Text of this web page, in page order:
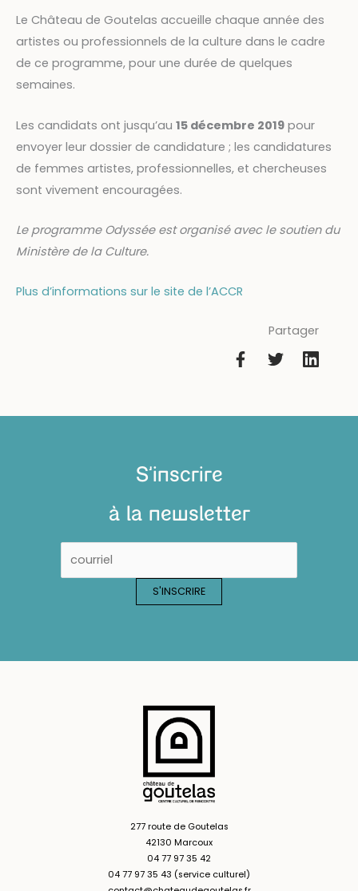
Le Château de Goutelas accueille chaque année des
artistes ou professionnels de la culture dans le cadre
de ce programme, pour une durée de quelques
semaines.
Les candidats ont jusqu’au 15 décembre 2019 pour
envoyer leur dossier de candidature ; les candidatures
de femmes artistes, professionnelles, et chercheuses
sont vivement encouragées.
Le programme Odyssée est organisé avec le soutien du
Ministère de la Culture.
Plus d’informations sur le site de l’ACCR
Partager
S'inscrire
à la newsletter
277 route de Goutelas
42130 Marcoux
04 77 97 35 42
04 77 97 35 43 (service culturel)